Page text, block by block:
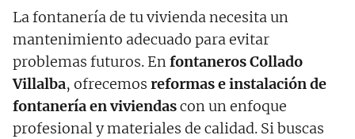
La fontanería de tu vivienda necesita un
mantenimiento adecuado para evitar
problemas futuros. Enfontaneros Collado
Villalba, ofrecemos reformas e instalación de
fontanería en viviendascon un enfoque
profesional y materiales de calidad. Si buscas